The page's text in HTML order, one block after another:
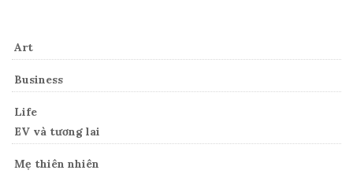
Art
Business
Life
EV và tương lai
Mẹ thiên nhiên